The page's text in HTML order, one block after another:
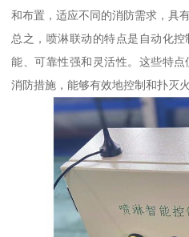
和布置，适应不同的消防需求，具
总之，喷淋联动的特点是自动化
能、可靠性强和灵活性。这些特
消防措施，能够有效地控制和扑灭